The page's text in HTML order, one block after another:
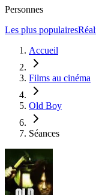
Personnes
Les plus populaires
Accueil
Films au cinéma
Old Boy
Séances